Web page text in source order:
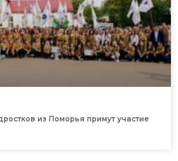
из Поморья примут участие